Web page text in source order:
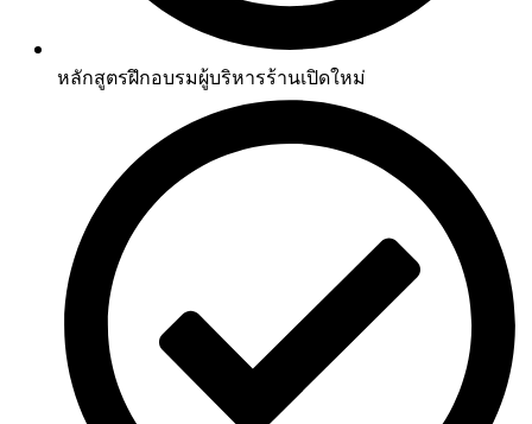
หลักสูตรฝึกอบรมผู้บริหารร้านเปิดใหม่